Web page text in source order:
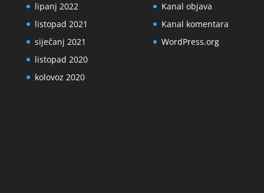
lipanj 2022
listopad 2021
siječanj 2021
listopad 2020
kolovoz 2020
Kanal objava
Kanal komentara
WordPress.org